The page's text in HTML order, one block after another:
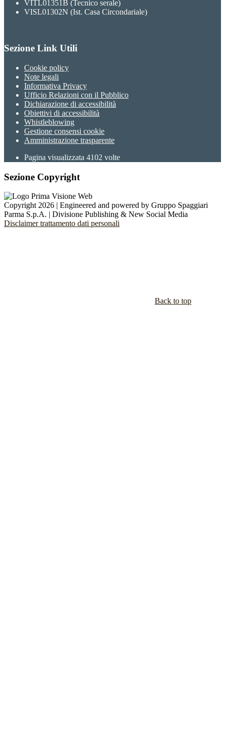
VITL01351B (Tecnico serale)
VISL01302N (Ist. Casa Circondariale)
Sezione Link Utili
Cookie policy
Note legali
Informativa Privacy
Ufficio Relazioni con il Pubblico
Dichiarazione di accessibilità
Obiettivi di accessibilità
Whistleblowing
Gestione consensi cookie
Amministrazione trasparente
Pagina visualizzata 4102 volte
Sezione Copyright
Copyright 2026 | Engineered and powered by Gruppo Spaggiari
Parma S.p.A. | Divisione Publishing & New Social Media
Disclaimer trattamento dati personali
Back to top